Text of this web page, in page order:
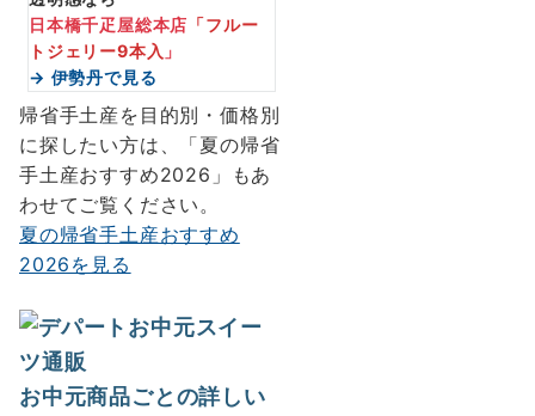
日本橋千疋屋総本店 「フルー
トジェリー9本入 」
→ 伊勢丹で見る
帰省手土産を目的別・価格別
に探したい方は、「夏の帰省
手土産おすすめ2026」もあ
わせてご覧ください。
夏の帰省手土産おすすめ
2026を見る
お中元商品ごとの詳しい